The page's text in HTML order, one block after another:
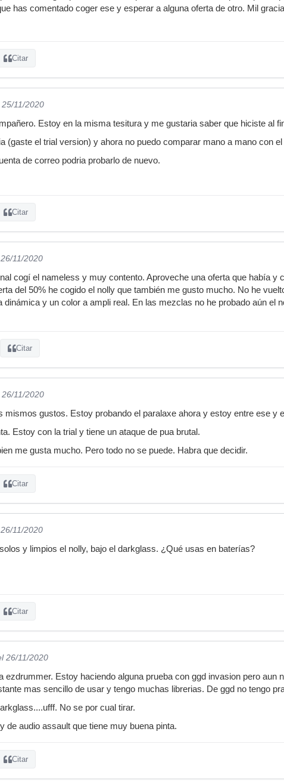
has comentado coger ese y esperar a alguna oferta de otro. Mil
Citar
25/11/2020
Estoy en la misma tesitura y me gustaria saber que hiciste al
(gaste el trial version) y ahora no puedo comparar mano a mano con
de correo podria probarlo de nuevo.
Citar
11/2020
cogí el nameless y muy contento. Aproveche una oferta que había y
del 50% he cogido el nolly que también me gusto mucho. No he
dinámica y un color a ampli real. En las mezclas no he probado aún el
Citar
26/11/2020
mismos gustos. Estoy probando el paralaxe ahora y estoy entre ese y
Estoy con la trial y tiene un ataque de pua brutal.
me gusta mucho. Pero todo no se puede. Habra que decidir.
Citar
11/2020
y limpios el nolly, bajo el darkglass. ¿Qué usas en baterías?
Citar
26/11/2020
ezdrummer. Estoy haciendo alguna prueba con ggd invasion pero aun
mas sencillo de usar y tengo muchas librerias. De ggd no tengo
No se por cual tirar.
de audio assault que tiene muy buena pinta.
Citar